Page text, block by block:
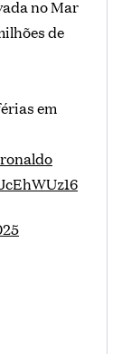
no Mar
de
em